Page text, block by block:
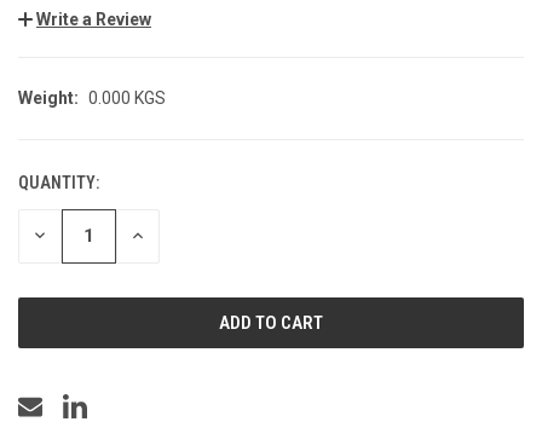
Write a Review
Weight: 0.000 KGS
CURRENT
STOCK:
QUANTITY:
DECREASE INCREASE